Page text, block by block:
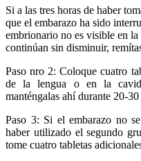
Si a las tres horas de haber
que el embarazo ha sido
embrionario no es visible en
continúan sin disminuir,
Paso nro 2: Coloque cuatro
de la lengua o en la
manténgalas ahí durante 20-
Paso 3: Si el embarazo no
haber utilizado el segundo
tome cuatro tabletas